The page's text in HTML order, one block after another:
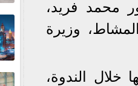
محمد فريد،
المشاط، وزيرة
خلال الندوة،